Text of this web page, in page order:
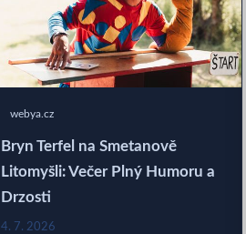
webya.cz
Bryn Terfel na Smetanově
Litomyšli: Večer Plný Humoru a
Drzosti
4. 7. 2026